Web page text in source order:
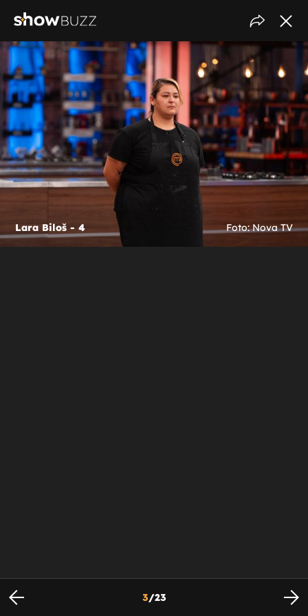
Lara Biloš - 4 Foto: Nova TV
3/23